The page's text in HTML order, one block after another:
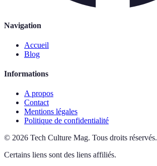
Navigation
Accueil
Blog
Informations
A propos
Contact
Mentions légales
Politique de confidentialité
© 2026 Tech Culture Mag. Tous droits réservés.
Certains liens sont des liens affiliés.